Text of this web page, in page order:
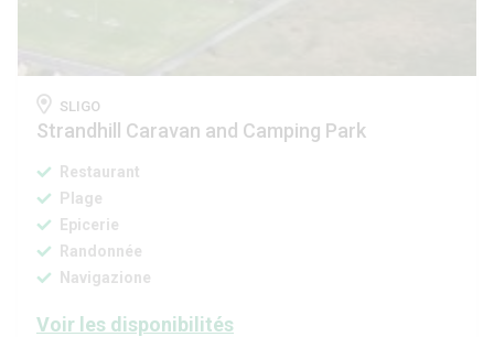
SLIGO
Strandhill Caravan and Camping Park
Restaurant
Plage
Epicerie
Randonnée
Navigazione
Voir les disponibilités